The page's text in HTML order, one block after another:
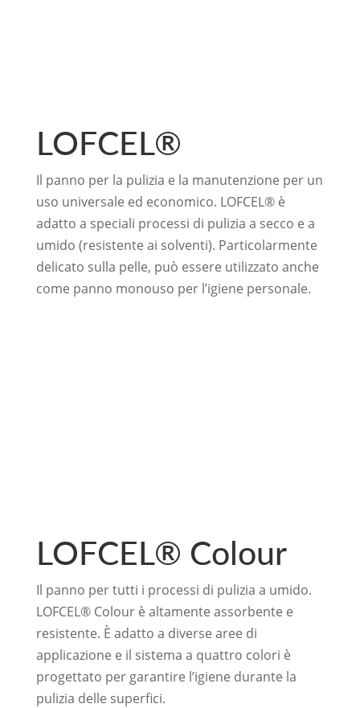
LOFCEL®
Il panno per la pulizia e la manutenzione per un
uso universale ed economico. LOFCEL® è
adatto a speciali processi di pulizia a secco e a
umido (resistente ai solventi). Particolarmente
delicato sulla pelle, può essere utilizzato anche
come panno monouso per l’igiene personale.
LOFCEL® Colour
Il panno per tutti i processi di pulizia a umido.
LOFCEL® Colour è altamente assorbente e
resistente. È adatto a diverse aree di
applicazione e il sistema a quattro colori è
progettato per garantire l’igiene durante la
pulizia delle superfici.